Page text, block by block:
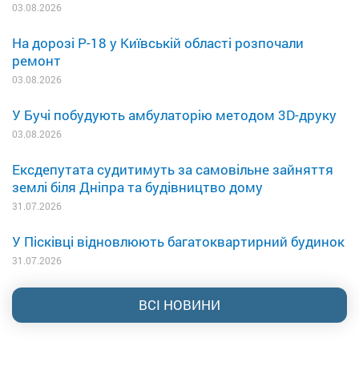
03.08.2026
На дорозі Р-18 у Київській області розпочали
ремонт
03.08.2026
У Бучі побудують амбулаторію методом 3D-друку
03.08.2026
Ексдепутата судитимуть за самовільне зайняття
землі біля Дніпра та будівництво дому
31.07.2026
У Пісківці відновлюють багатоквартирний будинок
31.07.2026
ВСІ НОВИНИ